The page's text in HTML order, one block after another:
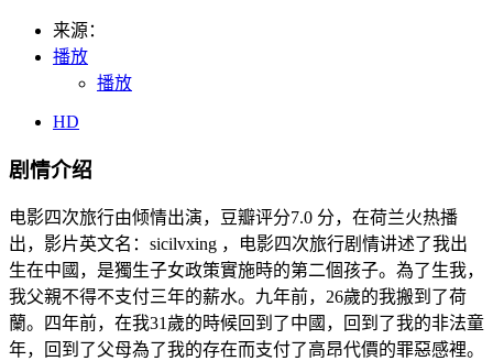
来源：
播放
播放
HD
剧情介绍
电影四次旅行由倾情出演，豆瓣评分7.0 分，在荷兰火热播
出，影片英文名：sicilvxing ，电影四次旅行剧情讲述了我出
生在中國，是獨生子女政策實施時的第二個孩子。為了生我，
我父親不得不支付三年的薪水。九年前，26歲的我搬到了荷
蘭。四年前，在我31歲的時候回到了中國，回到了我的非法童
年，回到了父母為了我的存在而支付了高昂代價的罪惡感裡。